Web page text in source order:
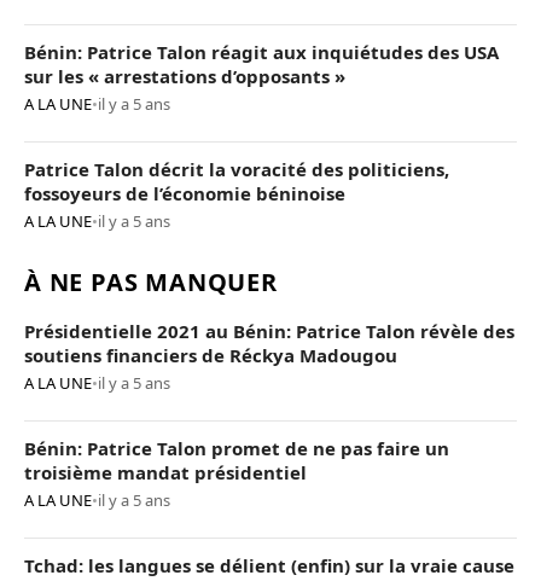
Bénin: Patrice Talon réagit aux inquiétudes des USA
sur les « arrestations d’opposants »
A LA UNE•il y a 5 ans
Patrice Talon décrit la voracité des politiciens,
fossoyeurs de l’économie béninoise
A LA UNE•il y a 5 ans
À NE PAS MANQUER
Présidentielle 2021 au Bénin: Patrice Talon révèle des
soutiens financiers de Réckya Madougou
A LA UNE•il y a 5 ans
Bénin: Patrice Talon promet de ne pas faire un
troisième mandat présidentiel
A LA UNE•il y a 5 ans
Tchad: les langues se délient (enfin) sur la vraie cause